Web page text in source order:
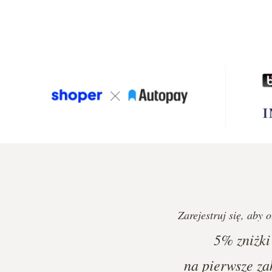
Zarejestruj się, aby
5% zniżki
na pierwsze